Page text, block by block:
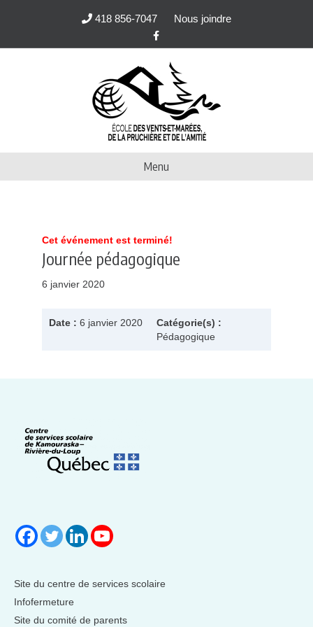
418 856-7047
Nous joindre
c
b
o
o
k
Menu
Cet événement est terminé!
Journée pédagogique
6 janvier 2020
Date : 6 janvier 2020
Catégorie(s) :
Pédagogique
Site du centre de services scolaire
Infofermeture
Site du comité de parents